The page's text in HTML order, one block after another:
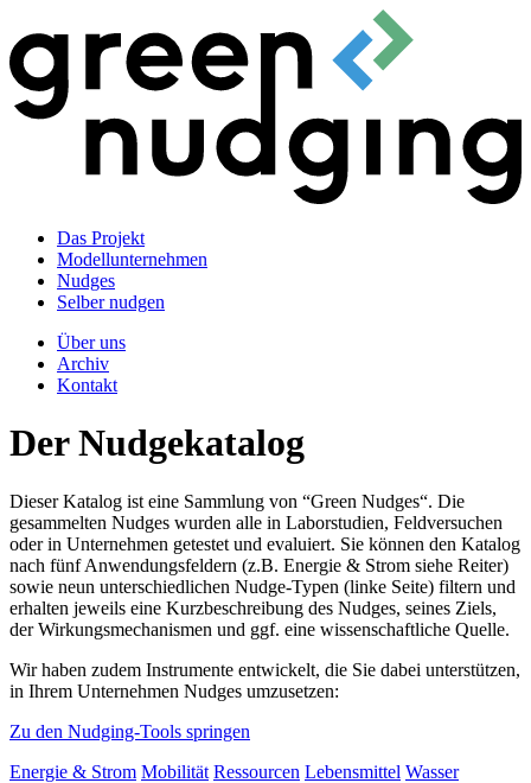
Das Projekt
Modellunternehmen
Nudges
Selber nudgen
Über uns
Archiv
Kontakt
Der Nudgekatalog
Dieser Katalog ist eine Sammlung von “Green Nudges“. Die
gesammelten Nudges wurden alle in Laborstudien, Feldversuchen
oder in Unternehmen getestet und evaluiert. Sie können den Katalog
nach fünf Anwendungsfeldern (z.B. Energie & Strom siehe Reiter)
sowie neun unterschiedlichen Nudge-Typen (linke Seite) filtern und
erhalten jeweils eine Kurzbeschreibung des Nudges, seines Ziels,
der Wirkungsmechanismen und ggf. eine wissenschaftliche Quelle.
Wir haben zudem Instrumente entwickelt, die Sie dabei unterstützen,
in Ihrem Unternehmen Nudges umzusetzen:
Zu den Nudging-Tools springen
Energie & Strom Mobilität Ressourcen Lebensmittel Wasser